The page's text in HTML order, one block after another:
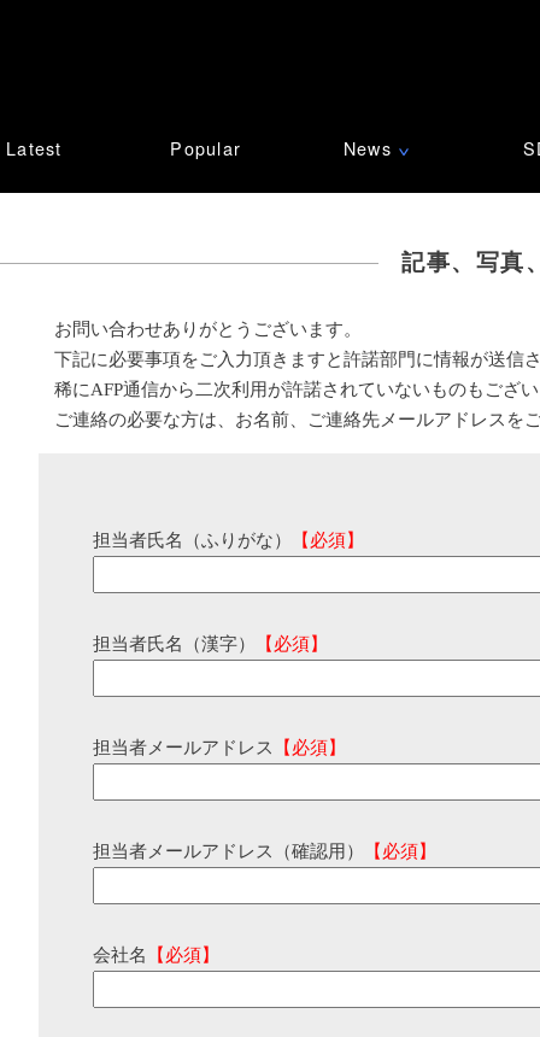
Latest Popular News ∨
記事、写真
お問い合わせありがとうございます。
下記に必要事項をご入力頂きますと許諾部門に情報が送信
稀にAFP通信から二次利用が許諾されていないものもござ
ご連絡の必要な方は、お名前、ご連絡先メールアドレスを
担当者氏名（ふりがな） 【必須】
担当者氏名（漢字） 【必須】
担当者メールアドレス 【必須】
担当者メールアドレス（確認用） 【必須】
会社名 【必須】